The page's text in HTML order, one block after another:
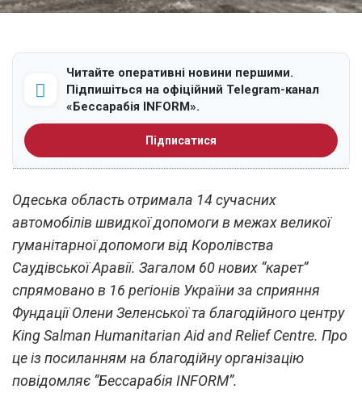
Читайте оперативні новини першими.
Підпишіться на офіційний Telegram-канал
«Бессарабія INFORM».
Підписатися
Одеська область отримала 14 сучасних
автомобілів швидкої допомоги в межах великої
гуманітарної допомоги від Королівства
Саудівської Аравії. Загалом 60 нових “карет”
спрямовано в 16 регіонів України за сприяння
Фундації Олени Зеленської та благодійного центру
King Salman Humanitarian Aid and Relief Centre. Про
це із посиланням на благодійну організацію
повідомляє “Бессарабія INFORM”.